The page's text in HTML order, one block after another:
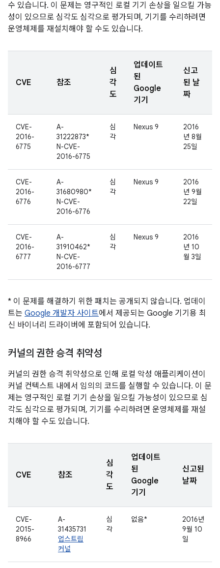
수 있습니다. 이 문제는 영구적인 로컬 기기 손상을 일으킬 가능
성이 있으므로 심각도 심각으로 평가되며, 기기를 수리하려면
운영체제를 재설치해야 할 수도 있습니다.
CVE 참조
심
각
도
업데이트
된
Google
기기
신고
된 날
짜
CVE-
2016-
6775
A-
31222873*
N-CVE-
2016-6775
심
각
Nexus 9
2016
년 8월
25일
CVE-
2016-
6776
A-
31680980*
N-CVE-
2016-6776
심
각
Nexus 9
2016
년 9월
22일
CVE-
2016-
6777
A-
31910462*
N-CVE-
2016-6777
심
각
Nexus 9
2016
년 10
월 3일
* 이 문제를 해결하기 위한 패치는 공개되지 않습니다. 업데이
트는 Google 개발자 사이트에서 제공되는 Google 기기용 최
신 바이너리 드라이버에 포함되어 있습니다.
커널의 권한 승격 취약성
커널의 권한 승격 취약성으로 인해 로컬 악성 애플리케이션이
커널 컨텍스트 내에서 임의의 코드를 실행할 수 있습니다. 이 문
제는 영구적인 로컬 기기 손상을 일으킬 가능성이 있으므로 심
각도 심각으로 평가되며, 기기를 수리하려면 운영체제를 재설
치해야 할 수도 있습니다.
CVE 참조
심
각
도
업데이트
된
Google
기기
신고된
날짜
CVE-
2015-
8966
A-
31435731
업스트림
커널
심
각
없음*
2016년
9월 10
일